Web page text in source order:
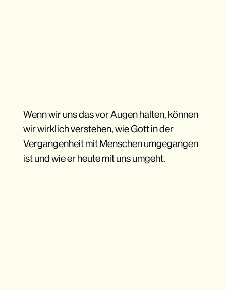
Wenn wir uns das vor Augen halten, können
wir wirklich verstehen, wie Gott in der
Vergangenheit mit Menschen umgegangen
ist und wie er heute mit uns umgeht.